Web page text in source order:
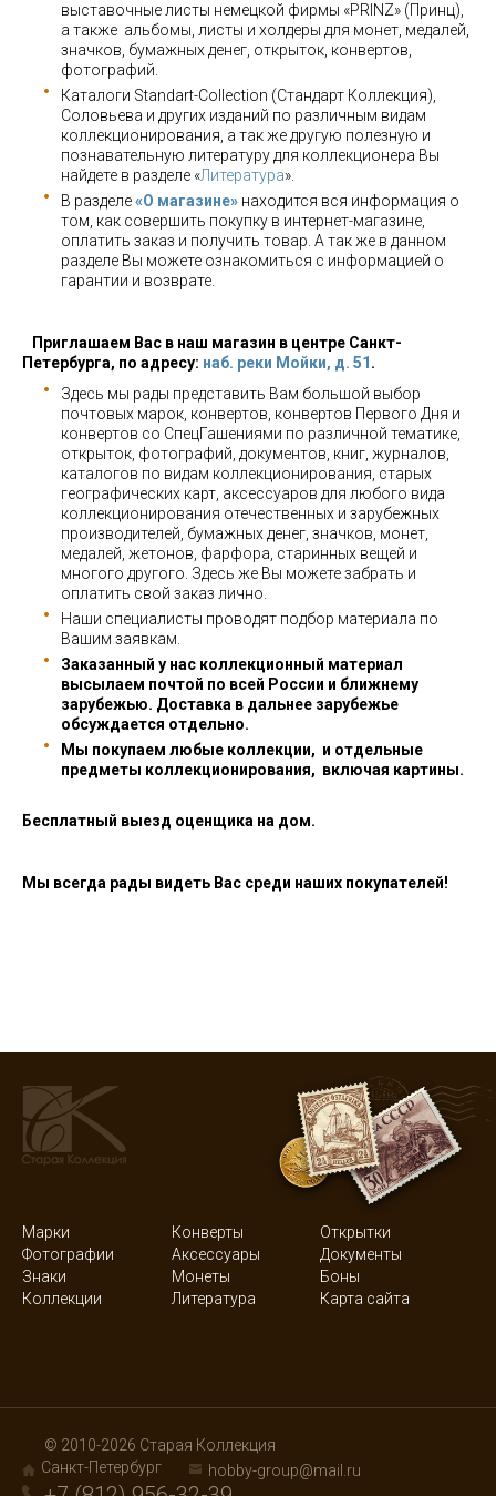
выставочные листы немецкой фирмы «PRINZ» (Принц),
а также альбомы, листы и холдеры для монет, медалей,
значков, бумажных денег, открыток, конвертов,
фотографий.
Каталоги Standart-Collection (Стандарт Коллекция),
Соловьева и других изданий по различным видам
коллекционирования, а так же другую полезную и
познавательную литературу для коллекционера Вы
найдете в разделе «Литература».
В разделе«О магазине» находится вся информация о
том, как совершить покупку в интернет-магазине,
оплатить заказ и получить товар. А так же в данном
разделе Вы можете ознакомиться с информацией о
гарантии и возврате.
Приглашаем Вас в наш магазин в центре Санкт-
Петербурга, по адресу: наб. реки Мойки, д. 51 .
Здесь мы рады представить Вам большой выбор
почтовых марок, конвертов, конвертов Первого Дня и
конвертов со СпецГашениями по различной тематике,
открыток, фотографий, документов, книг, журналов,
каталогов по видам коллекционирования, старых
географических карт, аксессуаров для любого вида
коллекционирования отечественных и зарубежных
производителей, бумажных денег, значков, монет,
медалей, жетонов, фарфора, старинных вещей и
многого другого. Здесь же Вы можете забрать и
оплатить свой заказ лично.
Наши специалисты проводят подбор материала по
Вашим заявкам.
Заказанный у нас коллекционный материал
высылаем почтой по всей России и ближнему
зарубежью. Доставка в дальнее зарубежье
обсуждается отдельно.
Мы покупаем любые коллекции, и отдельные
предметы коллекционирования, включая картины.
Бесплатный выезд оценщика на дом.
Мы всегда рады видеть Вас среди наших покупателей!
Марки Конверты
Открытки
Фотографии
Аксессуары
Документы
Знаки
Монеты
Боны
Коллекции
Литература Карта сайта
© 2010-2026 Старая Коллекция
Санкт-Петербург
hobby-group@mail.ru